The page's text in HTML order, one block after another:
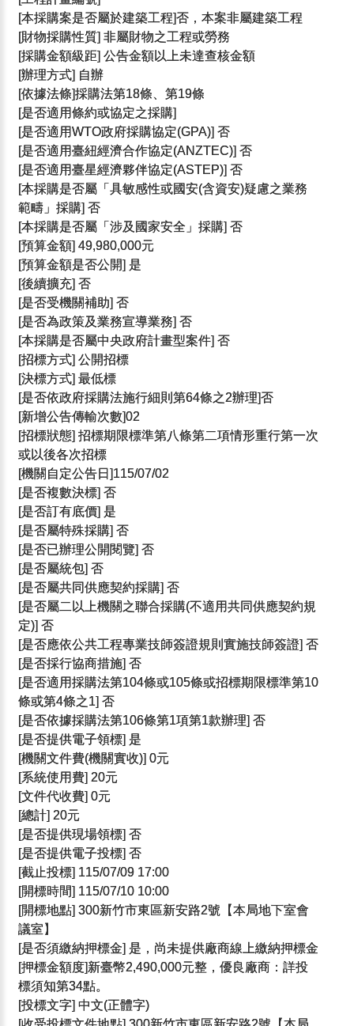
[本採購案是否屬於建築工程]否，本案非屬建築工程
[財物採購性質] 非屬財物之工程或勞務
[採購金額級距] 公告金額以上未達查核金額
[辦理方式] 自辦
[依據法條]採購法第18條、第19條
[是否適用條約或協定之採購]
[是否適用WTO政府採購協定(GPA)] 否
[是否適用臺紐經濟合作協定(ANZTEC)] 否
[是否適用臺星經濟夥伴協定(ASTEP)] 否
[本採購是否屬「具敏感性或國安(含資安)疑慮之業務
範疇」採購] 否
[本採購是否屬「涉及國家安全」採購] 否
[預算金額] 49,980,000元
[預算金額是否公開] 是
[後續擴充] 否
[是否受機關補助] 否
[是否為政策及業務宣導業務] 否
[本採購是否屬中央政府計畫型案件] 否
[招標方式] 公開招標
[決標方式] 最低標
[是否依政府採購法施行細則第64條之2辦理]否
[新增公告傳輸次數]02
[招標狀態] 招標期限標準第八條第二項情形重行第一次
或以後各次招標
[機關自定公告日]115/07/02
[是否複數決標] 否
[是否訂有底價] 是
[是否屬特殊採購] 否
[是否已辦理公開閱覽] 否
[是否屬統包] 否
[是否屬共同供應契約採購] 否
[是否屬二以上機關之聯合採購(不適用共同供應契約規
定)] 否
[是否應依公共工程專業技師簽證規則實施技師簽證] 否
[是否採行協商措施] 否
[是否適用採購法第104條或105條或招標期限標準第10
條或第4條之1] 否
[是否依據採購法第106條第1項第1款辦理] 否
[是否提供電子領標] 是
[機關文件費(機關實收)] 0元
[系統使用費] 20元
[文件代收費] 0元
[總計] 20元
[是否提供現場領標] 否
[是否提供電子投標] 否
[截止投標] 115/07/09 17:00
[開標時間] 115/07/10 10:00
[開標地點] 300新竹市東區新安路2號【本局地下室會
議室】
[是否須繳納押標金] 是，尚未提供廠商線上繳納押標金
[押標金額度]新臺幣2,490,000元整，優良廠商：詳投
標須知第34點。
[投標文字] 中文(正體字)